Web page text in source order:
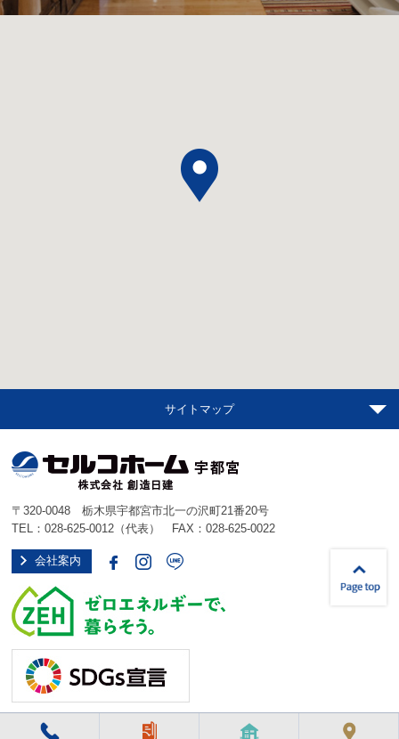
サイトマップ
〒320-0048 栃木県宇都宮市北一の沢町21番20号
TEL：028-625-0012 （代表） FAX：028-625-0022
会社案内